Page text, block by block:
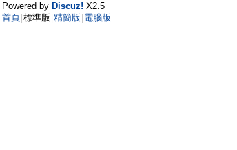
Powered by Discuz! X2.5
首頁 標準版 精簡版 電腦版